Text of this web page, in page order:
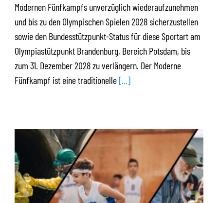
Modernen Fünfkampfs unverzüglich wiederaufzunehmen
und bis zu den Olympischen Spielen 2028 sicherzustellen
sowie den Bundesstützpunkt-Status für diese Sportart am
Olympiastützpunkt Brandenburg, Bereich Potsdam, bis
zum 31. Dezember 2028 zu verlängern. Der Moderne
Fünfkampf ist eine traditionelle[...]